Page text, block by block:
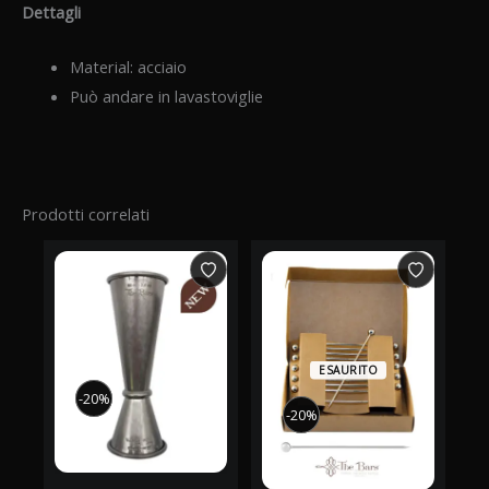
Dettagli
Material: acciaio
Può andare in lavastoviglie
Prodotti correlati
-20%
-20%
-20%
ESAURITO
-20%